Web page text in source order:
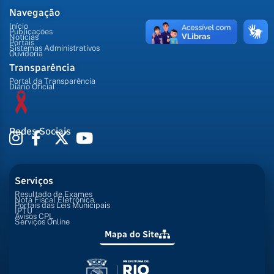
Navegação
Início
Publicações
Notícias
Portais
Sistemas Administrativos
Ouvidoria
Transparência
Portal da Transparência
Diário Oficial
Redes Sociais
Serviços
Resultado de Exames
Nota Fiscal Eletrônica
Portais das Leis Municipais
IPTU
Avisos CPL
Serviços Online
Mapa do Site